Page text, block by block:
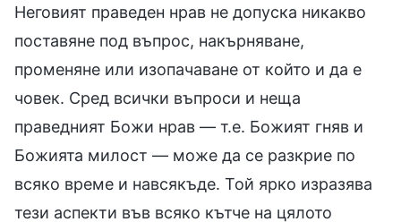
Неговият праведен нрав не допуска никакво
поставяне под въпрос, накърняване,
променяне или изопачаване от който и да е
човек. Сред всички въпроси и неща
праведният Божи нрав — т.е. Божият гняв и
Божията милост — може да се разкрие по
всяко време и навсякъде. Той ярко изразява
тези аспекти във всяко кътче на цялото